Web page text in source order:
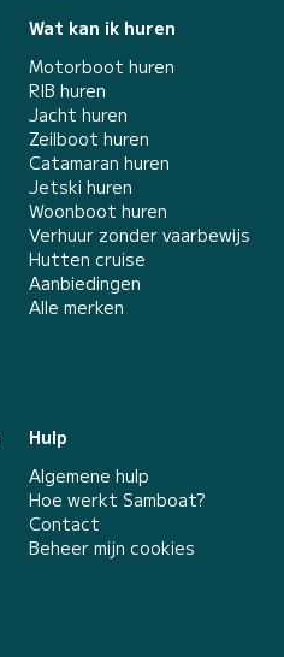
Wat kan ik huren
Motorboot huren
RIB huren
Jacht huren
Zeilboot huren
Catamaran huren
Jetski huren
Woonboot huren
Verhuur zonder vaarbewijs
Hutten cruise
Aanbiedingen
Alle merken
Hulp
Algemene hulp
Hoe werkt Samboat?
Contact
Beheer mijn cookies